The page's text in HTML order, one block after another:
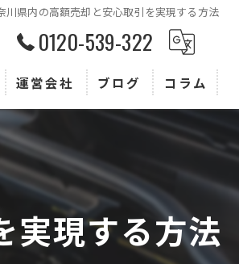
川県内の高額売却と安心取引を実現する方法
0120-539-322
運営会社 ブログ コラム
実現する方法